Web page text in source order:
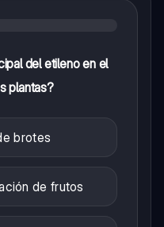
del etileno en el
plantas?
brotes
de frutos